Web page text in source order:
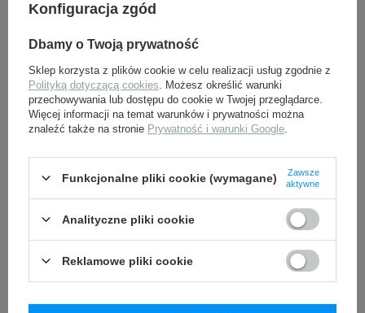
Adler WH Oficerski,
ciemnozielone tło
39,00 zł
Naramienniki oficerskie -
oddziały łączności
39,00 zł
Konfiguracja zgód
Dbamy o Twoją prywatność
Sklep korzysta z plików cookie w celu realizacji usług zgodnie z
Polityką dotyczącą cookies . Możesz określić warunki
przechowywania lub dostępu do cookie w Twojej przeglądarce.
Więcej informacji na temat warunków i prywatności można
znaleźć także na stronie Prywatność i warunki Google
Funkcjonalne pliki cookie (wymagane)
Zawsze
aktywne
Analityczne pliki cookie
Reklamowe pliki cookie